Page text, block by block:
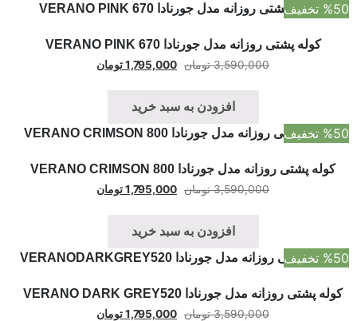
%50 تخفیف
کوله پشتی روزانه مدل جورنادا VERANO PINK 670
3,590,000 تومان 1,795,000تومان
افزودن به سبد خرید
%50 تخفیف
کوله پشتی روزانه مدل جورنادا VERANO CRIMSON 800
3,590,000 تومان 1,795,000تومان
افزودن به سبد خرید
%50 تخفیف
کوله پشتی روزانه مدل جورنادا VERANO DARK GREY520
3,590,000 تومان 1,795,000تومان